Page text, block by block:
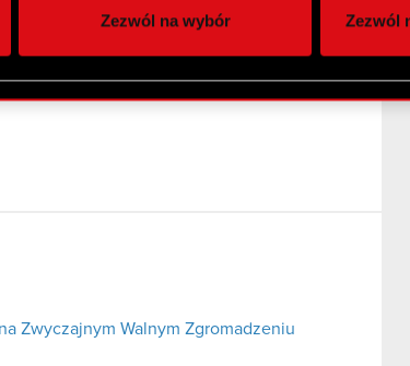
Partnerzy mogą połączyć te informacje
podczas korzystania z ich usług. Kontynuując
Zezwól na wybór Zezwól
Zwyczajnym Walnym Zgromadzeniu